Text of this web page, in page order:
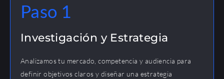
Paso 1
Investigación y Estrategia
Analizamos tu mercado, competencia y audiencia para
definir objetivos claros y diseñar una estrategia